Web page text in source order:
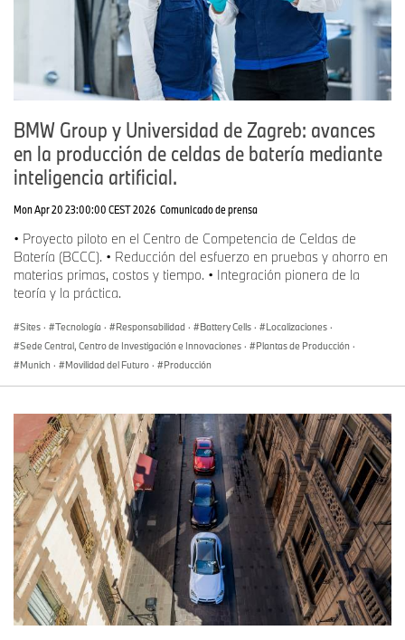
BMW Group y Universidad de Zagreb: avances
en la producción de celdas de batería mediante
inteligencia artificial.
Mon Apr 20 23:00:00 CEST 2026 Comunicado de prensa
• Proyecto piloto en el Centro de Competencia de Celdas de
Batería (BCCC). • Reducción del esfuerzo en pruebas y ahorro en
materias primas, costos y tiempo. • Integración pionera de la
teoría y la práctica.
Sites · Tecnología · Responsabilidad · Battery Cells · Localizaciones ·
Sede Central, Centro de Investigación e Innovaciones · Plantas de Producción ·
Munich · Movilidad del Futuro · Producción